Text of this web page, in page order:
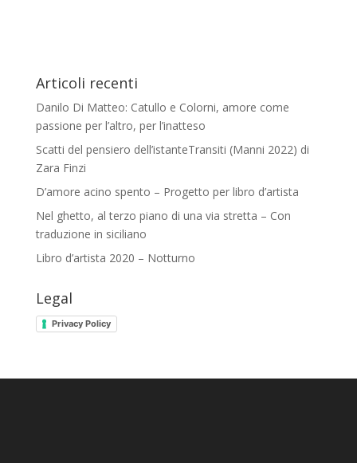
Articoli recenti
Danilo Di Matteo: Catullo e Colorni, amore come
passione per l’altro, per l’inatteso
Scatti del pensiero dell’istanteTransiti (Manni 2022) di
Zara Finzi
D’amore acino spento – Progetto per libro d’artista
Nel ghetto, al terzo piano di una via stretta – Con
traduzione in siciliano
Libro d’artista 2020 – Notturno
Legal
Privacy Policy